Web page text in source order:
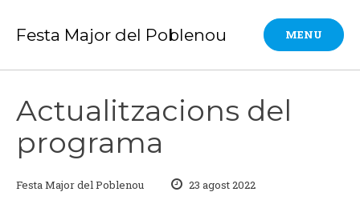
Festa Major del Poblenou MENU
Actualitzacions del
programa
Festa Major del Poblenou 23 agost 2022